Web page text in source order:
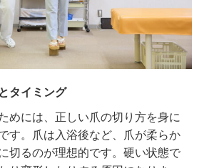
タイミング
めには、正しい爪の切り方を身に
す。爪は入浴後など、爪が柔らか
切るのが理想的です。硬い状態で